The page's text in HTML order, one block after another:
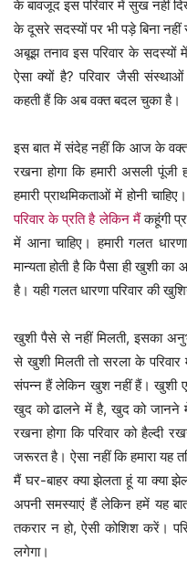
के बावजूद इस परिवार में सुख नहीं
के दूसरे सदस्यों पर भी पड़े बिना नहीं
अबूझ तनाव इस परिवार के सदस्यों
ऐसा क्यों है? परिवार जैसी
कहती हैं कि अब वक्त बदल चुका है।
इस बात में संदेह नहीं कि आज के
रखना होगा कि हमारी असली पूंजी
हमारी प्राथमिकताओं में होनी
परिवार के प्रति है लेकिन मैंकहूंगी
में आना चाहिए। हमारी गलत
मान्यता होती है कि पैसा ही खुशी
है। यही गलत धारणा परिवार की
खुशी पैसे से नहीं मिलती, इसका
से खुशी मिलती तो सरला के
संपन्न हैं लेकिन खुश नहीं हैं।
खुद को ढालने में है, खुद को जानने
रखना होगा कि परिवार को
जरूरत है। ऐसा नहीं कि हमारा यह
मैं घर-बाहर क्या झेलता हूं या
अपनी समस्याएं हैं लेकिन हमें यह
तकरार न हो, ऐसी कोशिश करें।
लगेगा।